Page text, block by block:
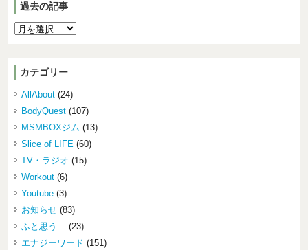
過去の記事
カテゴリー
AllAbout (24)
BodyQuest (107)
MSMBOXジム (13)
Slice of LIFE (60)
TV・ラジオ (15)
Workout (6)
Youtube (3)
お知らせ (83)
ふと思う… (23)
エナジーワード (151)